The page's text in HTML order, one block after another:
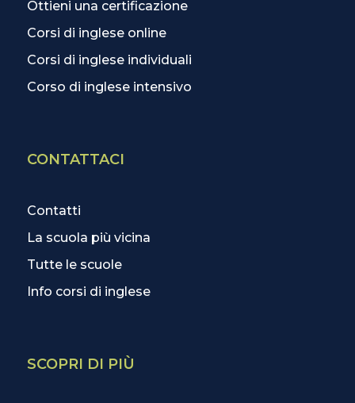
Ottieni una certificazione
Corsi di inglese online
Corsi di inglese individuali
Corso di inglese intensivo
CONTATTACI
Contatti
La scuola più vicina
Tutte le scuole
Info corsi di inglese
SCOPRI DI PIÙ